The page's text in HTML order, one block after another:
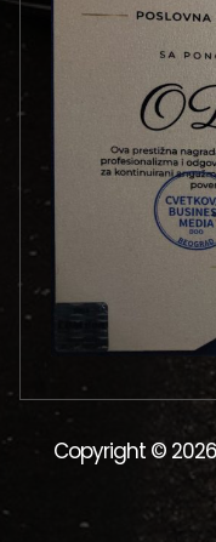
Copyright ©